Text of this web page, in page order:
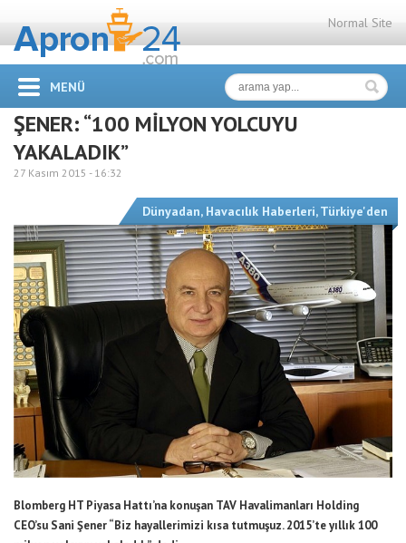
Normal Site
MENÜ
ŞENER: “100 MİLYON YOLCUYU
YAKALADIK”
27 Kasım 2015 - 16:32
Dünyadan, Havacılık Haberleri,Türkiye'den
Blomberg HT Piyasa Hattı’na konuşan TAV Havalimanları Holding
CEO’su Sani Şener “Biz hayallerimizi kısa tutmuşuz. 2015’te yıllık 100